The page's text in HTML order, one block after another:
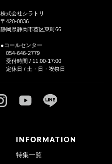
株式会社シラトリ
〒420-0836
静岡県静岡市葵区東町66
●コールセンター
054-646-2779
受付時間 / 11:00-17:00
定休日 / 土・日・祝祭日
INFORMATION
特集一覧